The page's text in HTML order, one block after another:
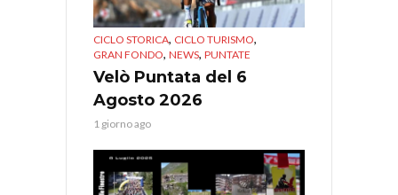
CICLO STORICA, CICLO TURISMO,
GRAN FONDO, NEWS, PUNTATE
Velò Puntata del 6
Agosto 2026
1 giorno ago